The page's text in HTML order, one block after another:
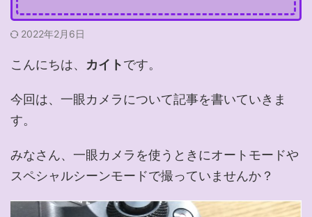
2022年2月6日
こんにちは、 カイトです。
今回は、一眼カメラについて記事を書いていきま
す。
みなさん、一眼カメラを使うときにオートモードや
スペシャルシーンモードで撮っていませんか？